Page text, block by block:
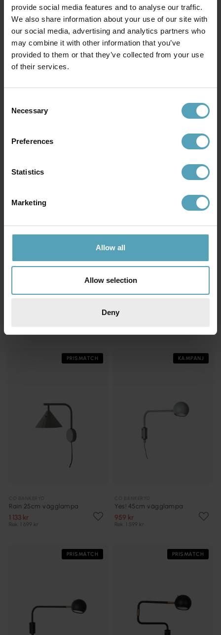
provide social media features and to analyse our traffic.
We also share information about your use of our site with
our social media, advertising and analytics partners who
may combine it with other information that you’ve
provided to them or that they’ve collected from your use
of their services.
Selection
Necessary
Preferences
Statistics
Marketing
Allow all
Allow selection
Deny
BY RYDÉNS
Bazar mini 50cm vägglampa
Rain 25cm vägglampa
KAMPANJ
Yes! 45cm vägglampa
Rek. 1 599 kr
PRISMATCH
Rain 25cm vägglampa
1 133 kr
Rek. 1 699 kr
KAMPANJ
Yes! 45cm vägglampa
959 kr
Rek. 1 599 kr
PRISMATCH PRISMATCH